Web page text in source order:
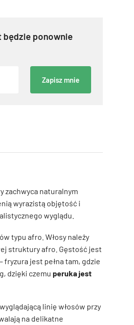
będzie ponownie
Zapisz mnie
zachwyca naturalnym
wyrazistą objętość i
wyglądu.
typu afro. Włosy należy
struktury afro. Gęstość jest
fryzura jest pełna tam, gdzie
dzięki czemu peruka jest
linię włosów przy
na delikatne